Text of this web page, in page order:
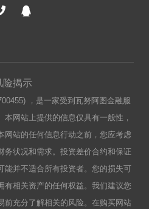
险揭示
，是一家受到瓦努阿图金融服
网站上提供的信息仅具有一般性，
网站的任何信息行动之前，您应考虑
务状况和需求。投资差价合约和保证
能并不适合所有投资者。您的损失可
有相关资产的任何权益。我们建议您
前充分了解相关的风险。在购买网站